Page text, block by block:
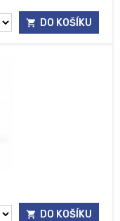
DO KOŠÍKU
DO KOŠÍKU